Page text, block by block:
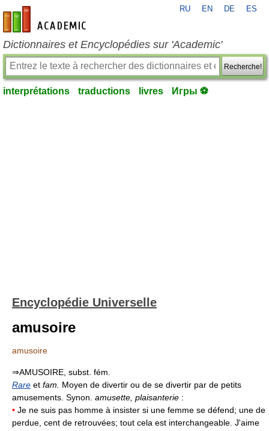
fr-academic.com
RU EN DE ES
Dictionnaires et Encyclopédies sur 'Academic'
Recherche!
interprétations traductions livres Игры ⚽
Encyclopédie Universelle
amusoire
amusoire
⇒AMUSOIRE, subst. fém.
Rare et fam. Moyen de divertir ou de se divertir par de petits
amusements. Synon. amusette, plaisanterie :
• Je ne suis pas homme à insister si une femme se défend; une de
perdue, cent de retrouvées; tout cela est interchangeable. J'aime